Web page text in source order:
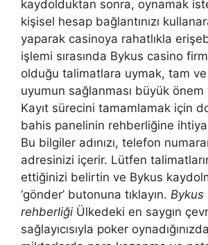
kaydolduktan sonra, oynamak
kişisel hesap bağlantınızı
yaparak casinoya rahatlıkla
işlemi sırasında Bykus casino
olduğu talimatlara uymak, tam
uyumun sağlanması büyük önem
Kayıt sürecini tamamlamak için
bahis panelinin rehberliğine
Bu bilgiler adınızı, telefon
adresinizi içerir. Lütfen
ettiğinizi belirtin ve Bykus
‘gönder’ butonuna tıklayın. Bykus
rehberliği Ülkedeki en saygın
sağlayıcısıyla poker